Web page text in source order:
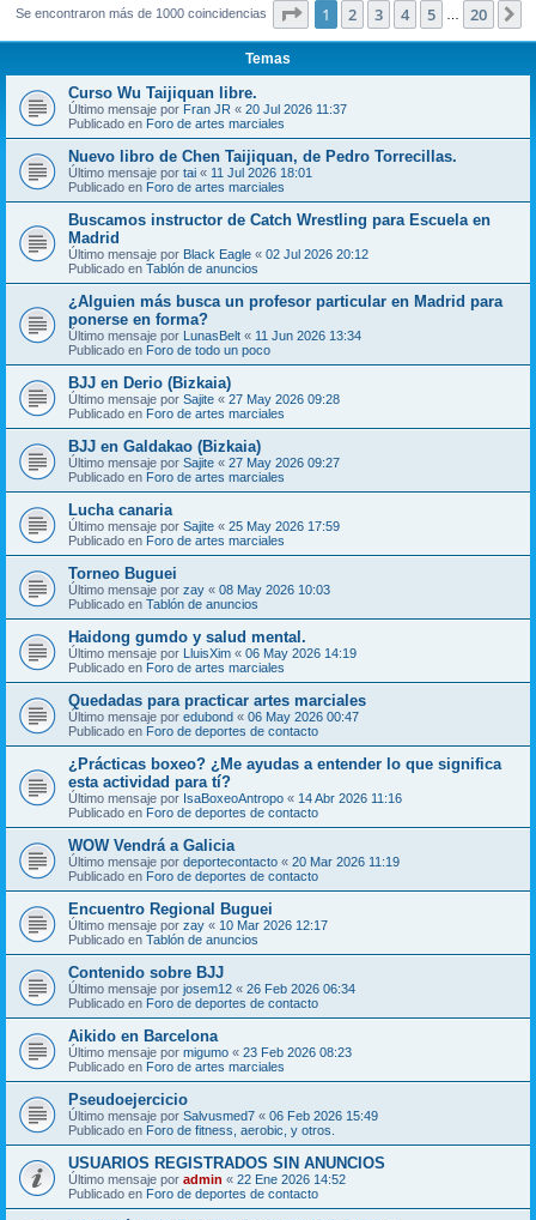
Se encontraron más de 1000 coincidencias Página de 20
1 2 3 4 5 20
Temas
Curso Wu Taijiquan libre.
Último mensaje por Fran JR « 20 Jul 2026 11:37
Publicado en Foro de artes marciales
Nuevo libro de Chen Taijiquan, de Pedro Torrecillas.
Último mensaje por tai « 11 Jul 2026 18:01
Publicado en Foro de artes marciales
Buscamos instructor de Catch Wrestling para Escuela en
Madrid
Último mensaje por Black Eagle « 02 Jul 2026 20:12
Publicado en Tablón de anuncios
¿Alguien más busca un profesor particular en Madrid para
ponerse en forma?
Último mensaje por LunasBelt « 11 Jun 2026 13:34
Publicado en Foro de todo un poco
BJJ en Derio (Bizkaia)
Último mensaje por Sajite « 27 May 2026 09:28
Publicado en Foro de artes marciales
BJJ en Galdakao (Bizkaia)
Último mensaje por Sajite « 27 May 2026 09:27
Publicado en Foro de artes marciales
Lucha canaria
Último mensaje por Sajite « 25 May 2026 17:59
Publicado en Foro de artes marciales
Torneo Buguei
Último mensaje por zay « 08 May 2026 10:03
Publicado en Tablón de anuncios
Haidong gumdo y salud mental.
Último mensaje por LluisXim « 06 May 2026 14:19
Publicado en Foro de artes marciales
Quedadas para practicar artes marciales
Último mensaje por edubond « 06 May 2026 00:47
Publicado en Foro de deportes de contacto
¿Prácticas boxeo? ¿Me ayudas a entender lo que significa
esta actividad para tí?
Último mensaje por IsaBoxeoAntropo « 14 Abr 2026 11:16
Publicado en Foro de deportes de contacto
WOW Vendrá a Galicia
Último mensaje por deportecontacto « 20 Mar 2026 11:19
Publicado en Foro de deportes de contacto
Encuentro Regional Buguei
Último mensaje por zay « 10 Mar 2026 12:17
Publicado en Tablón de anuncios
Contenido sobre BJJ
Último mensaje por josem12 « 26 Feb 2026 06:34
Publicado en Foro de deportes de contacto
Aikido en Barcelona
Último mensaje por migumo « 23 Feb 2026 08:23
Publicado en Foro de artes marciales
Pseudoejercicio
Último mensaje por Salvusmed7 « 06 Feb 2026 15:49
Publicado en Foro de fitness, aerobic, y otros.
USUARIOS REGISTRADOS SIN ANUNCIOS
Último mensaje por admin « 22 Ene 2026 14:52
Publicado en Foro de deportes de contacto